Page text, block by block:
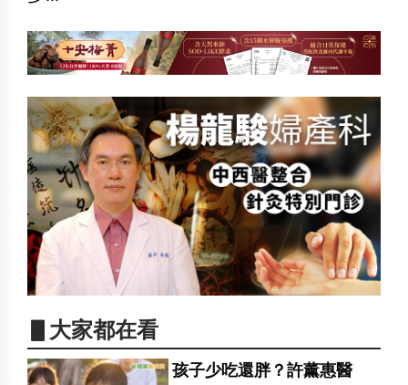
▋大家都在看
孩子少吃還胖？許薰惠醫